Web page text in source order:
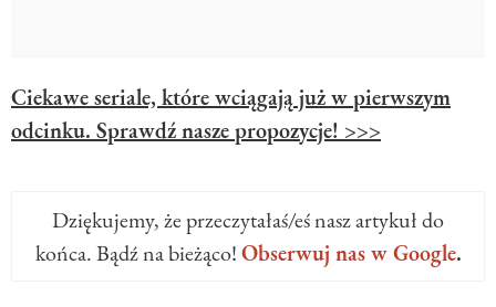
Ciekawe seriale, które wciągają już w pierwszym
odcinku. Sprawdź nasze propozycje! >>>
Dziękujemy, że przeczytałaś/eś nasz artykuł do
końca. Bądź na bieżąco!Obserwuj nas w Google.